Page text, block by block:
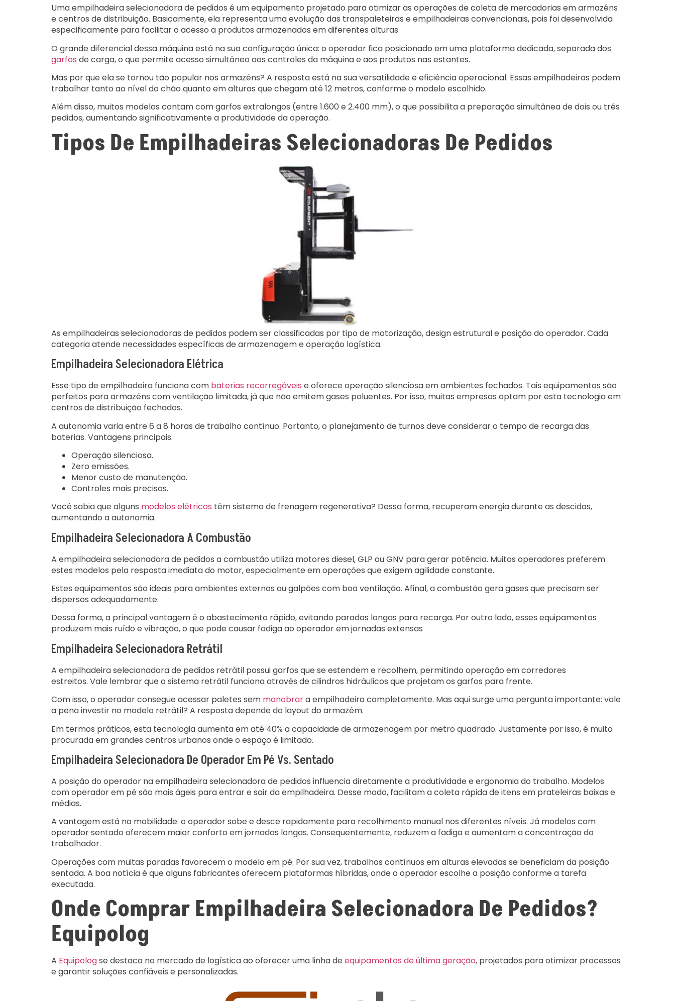
Uma empilhadeira selecionadora de pedidos é um equipamento projetado para otimizar as operações de coleta de mercadorias em armazéns
e centros de distribuição. Basicamente, ela representa uma evolução das transpaleteiras e empilhadeiras convencionais, pois foi desenvolvida
especificamente para facilitar o acesso a produtos armazenados em diferentes alturas.
O grande diferencial dessa máquina está na sua configuração única: o operador fica posicionado em uma plataforma dedicada, separada dos
garfos de carga, o que permite acesso simultâneo aos controles da máquina e aos produtos nas estantes.
Mas por que ela se tornou tão popular nos armazéns? A resposta está na sua versatilidade e eficiência operacional. Essas empilhadeiras podem
trabalhar tanto ao nível do chão quanto em alturas que chegam até 12 metros, conforme o modelo escolhido.
Além disso, muitos modelos contam com garfos extralongos (entre 1.600 e 2.400 mm), o que possibilita a preparação simultânea de dois ou três
pedidos, aumentando significativamente a produtividade da operação.
Tipos De Empilhadeiras Selecionadoras De Pedidos
As empilhadeiras selecionadoras de pedidos podem ser classificadas por tipo de motorização, design estrutural e posição do operador. Cada
categoria atende necessidades específicas de armazenagem e operação logística.
Empilhadeira Selecionadora Elétrica
Esse tipo de empilhadeira funciona com baterias recarregáveis e oferece operação silenciosa em ambientes fechados. Tais equipamentos são
perfeitos para armazéns com ventilação limitada, já que não emitem gases poluentes. Por isso, muitas empresas optam por esta tecnologia em
centros de distribuição fechados.
A autonomia varia entre 6 a 8 horas de trabalho contínuo. Portanto, o planejamento de turnos deve considerar o tempo de recarga das
baterias. Vantagens principais:
Operação silenciosa.
Zero emissões.
Menor custo de manutenção.
Controles mais precisos.
Você sabia que alguns modelos elétricos têm sistema de frenagem regenerativa? Dessa forma, recuperam energia durante as descidas,
aumentando a autonomia.
Empilhadeira Selecionadora A Combustão
A empilhadeira selecionadora de pedidos a combustão utiliza motores diesel, GLP ou GNV para gerar potência. Muitos operadores preferem
estes modelos pela resposta imediata do motor, especialmente em operações que exigem agilidade constante.
Estes equipamentos são ideais para ambientes externos ou galpões com boa ventilação. Afinal, a combustão gera gases que precisam ser
dispersos adequadamente.
Dessa forma, a principal vantagem é o abastecimento rápido, evitando paradas longas para recarga. Por outro lado, esses equipamentos
produzem mais ruído e vibração, o que pode causar fadiga ao operador em jornadas extensas
Empilhadeira Selecionadora Retrátil
A empilhadeira selecionadora de pedidos retrátil possui garfos que se estendem e recolhem, permitindo operação em corredores
estreitos. Vale lembrar que o sistema retrátil funciona através de cilindros hidráulicos que projetam os garfos para frente.
Com isso, o operador consegue acessar paletes sem manobrara empilhadeira completamente. Mas aqui surge uma pergunta importante: vale
a pena investir no modelo retrátil? A resposta depende do layout do armazém.
Em termos práticos, esta tecnologia aumenta em até 40% a capacidade de armazenagem por metro quadrado. Justamente por isso, é muito
procurada em grandes centros urbanos onde o espaço é limitado.
Empilhadeira Selecionadora De Operador Em Pé Vs. Sentado
A posição do operador na empilhadeira selecionadora de pedidos influencia diretamente a produtividade e ergonomia do trabalho. Modelos
com operador em pé são mais ágeis para entrar e sair da empilhadeira. Desse modo, facilitam a coleta rápida de itens em prateleiras baixas e
médias.
A vantagem está na mobilidade: o operador sobe e desce rapidamente para recolhimento manual nos diferentes níveis. Já modelos com
operador sentado oferecem maior conforto em jornadas longas. Consequentemente, reduzem a fadiga e aumentam a concentração do
trabalhador.
Operações com muitas paradas favorecem o modelo em pé. Por sua vez, trabalhos contínuos em alturas elevadas se beneficiam da posição
sentada. A boa notícia é que alguns fabricantes oferecem plataformas híbridas, onde o operador escolhe a posição conforme a tarefa
executada.
Onde Comprar Empilhadeira Selecionadora De Pedidos?
Equipolog
A Equipologse destaca no mercado de logística ao oferecer uma linha deequipamentos de última geração, projetados para otimizar processos
e garantir soluções confiáveis e personalizadas.